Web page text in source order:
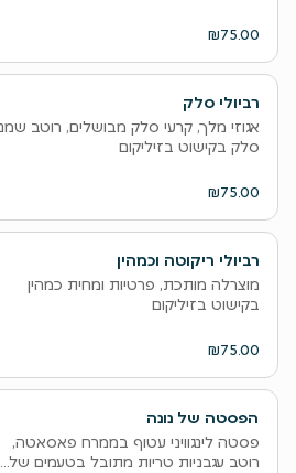
₪75.00
רביולי סלק
אגוזי מלך, קרעי סלק מבושלים, רוטב
סלק בקישוט בזיליקום
₪75.00
רביולי ריקוטה וכמהין
מוצרלה מותכת, פרטיות ומחית כמהין
בקישוט בזיליקום
₪75.00
הפסטה של נונה
פסטה לינגוויני עטוף בממרח פאסאטה,
רוטב עגבניות טריות מתובל בטעמים של...